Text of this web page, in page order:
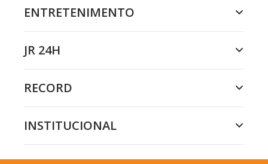
ENTRETENIMENTO
JR 24H
RECORD
INSTITUCIONAL